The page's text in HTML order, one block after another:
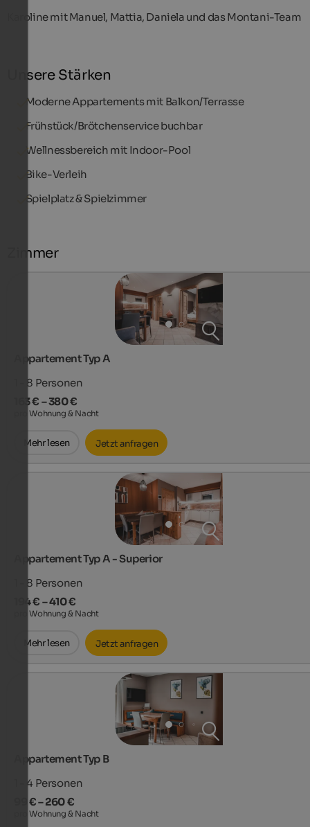
Karoline mit Manuel, Mattia, Daniela und das Montani-Team
Unsere Stärken
Moderne Appartements mit Balkon/Terrasse
Frühstück/Brötchenservice buchbar
Wellnessbereich mit Indoor-Pool
Bike-Verleih
Spielplatz & Spielzimmer
Zimmer
Appartement Typ A
1 - 8 Personen
163 € – 380 €
pro Wohnung & Nacht
Mehr lesen Jetzt anfragen
Appartement Typ A - Superior
1 - 8 Personen
194 € – 410 €
pro Wohnung & Nacht
Mehr lesen Jetzt anfragen
Appartement Typ B
1 - 4 Personen
99 € – 260 €
pro Wohnung & Nacht